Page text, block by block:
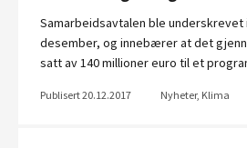
Samarbeidsavtalen ble underskrevet
desember, og innebærer at det
satt av 140 millioner euro til et
Publisert 20.12.2017 Nyheter, Klima